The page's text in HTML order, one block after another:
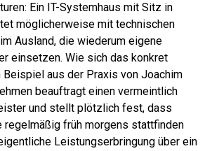
Ein IT-Systemhaus mit Sitz in
möglicherweise mit technischen
Ausland, die wiederum eigene
einsetzen. Wie sich das konkret
aus der Praxis von Joachim
beauftragt einen vermeintlich
und stellt plötzlich fest, dass
regelmäßig früh morgens stattfinden
Leistungserbringung über ein